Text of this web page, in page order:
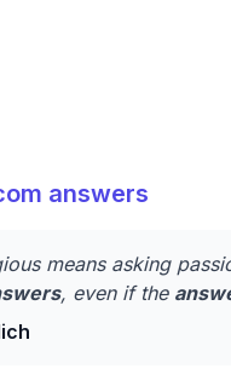
answers
means asking
, even if the